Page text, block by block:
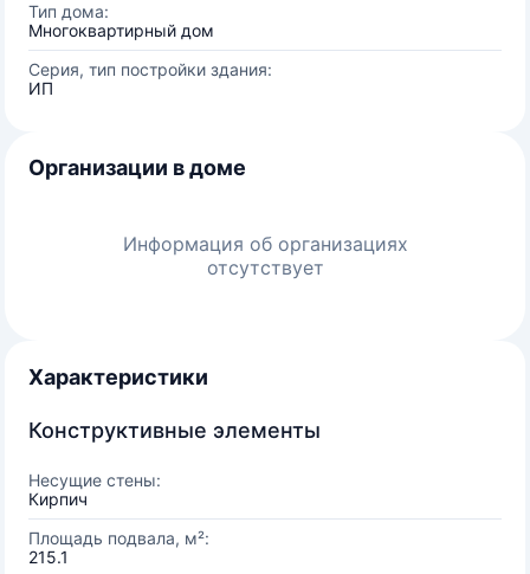
Тип дома:
Многоквартирный дом
Серия, тип постройки здания:
ИП
Организации в доме
Информация об организациях
отсутствует
Характеристики
Конструктивные элементы
Несущие стены:
Кирпич
Площадь подвала, м²:
215.1